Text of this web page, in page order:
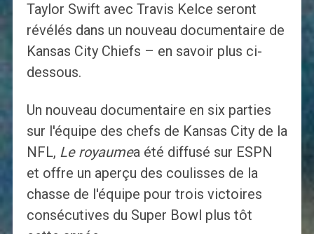
Taylor Swift avec Travis Kelce seront
révélés dans un nouveau documentaire de
Kansas City Chiefs – en savoir plus ci-
dessous.
Un nouveau documentaire en six parties
sur l'équipe des chefs de Kansas City de la
NFL, Le royaumea été diffusé sur ESPN
et offre un aperçu des coulisses de la
chasse de l'équipe pour trois victoires
consécutives du Super Bowl plus tôt